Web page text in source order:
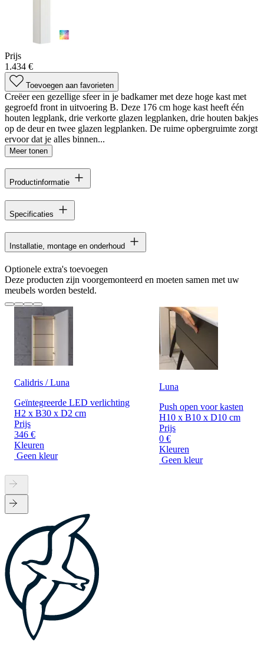
Prijs
1.434 €
Toevoegen aan favorieten
Creëer een gezellige sfeer in je badkamer met deze hoge kast met
gegroefd front in uitvoering B. Deze 176 cm hoge kast heeft één
houten legplank, drie verkorte glazen legplanken, drie houten bakjes
op de deur en twee glazen legplanken. De ruime opbergruimte zorgt
ervoor dat je alles binnen...
Meer tonen
Productinformatie
Specificaties
Installatie, montage en onderhoud
Optionele extra's toevoegen
Deze producten zijn voorgemonteerd en moeten samen met uw
meubels worden besteld.
Calidris / Luna
Geïntegreerde LED verlichting
H2 x B30 x D2 cm
Prijs
346 €
Kleuren
Geen kleur
Luna
Push open voor kasten
H10 x B10 x D10 cm
Prijs
0 €
Kleuren
Geen kleur